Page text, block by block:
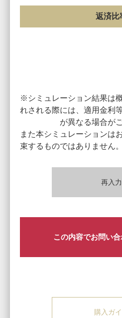
返済比
※シミュレーション結果は
れされる際には、適用金利
が異なる場合が
また本シミュレーションは
束するものではありません
再入力
この内容でお問い
購入ガ